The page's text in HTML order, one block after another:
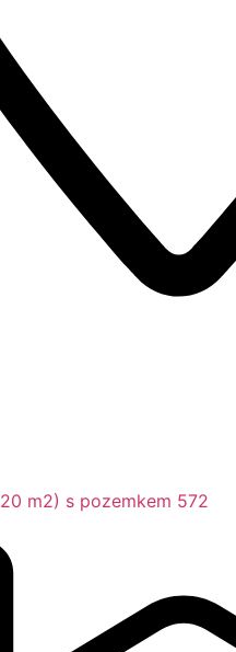
m2) s pozemkem 572